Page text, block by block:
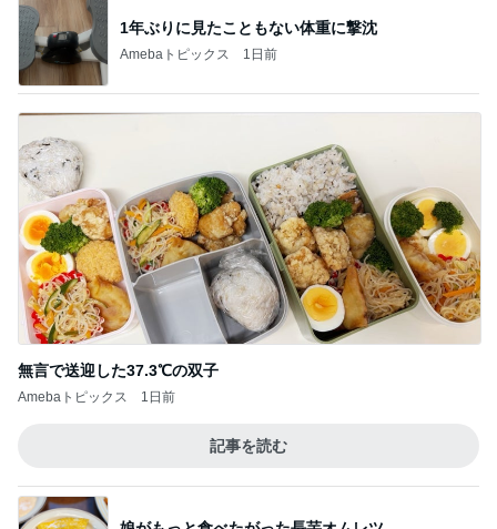
1年ぶりに見たこともない体重に撃沈
Amebaトピックス 1日前
無言で送迎した37.3℃の双子
Amebaトピックス 1日前
記事を読む